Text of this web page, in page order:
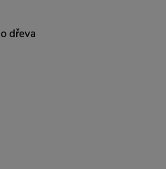
dřeva